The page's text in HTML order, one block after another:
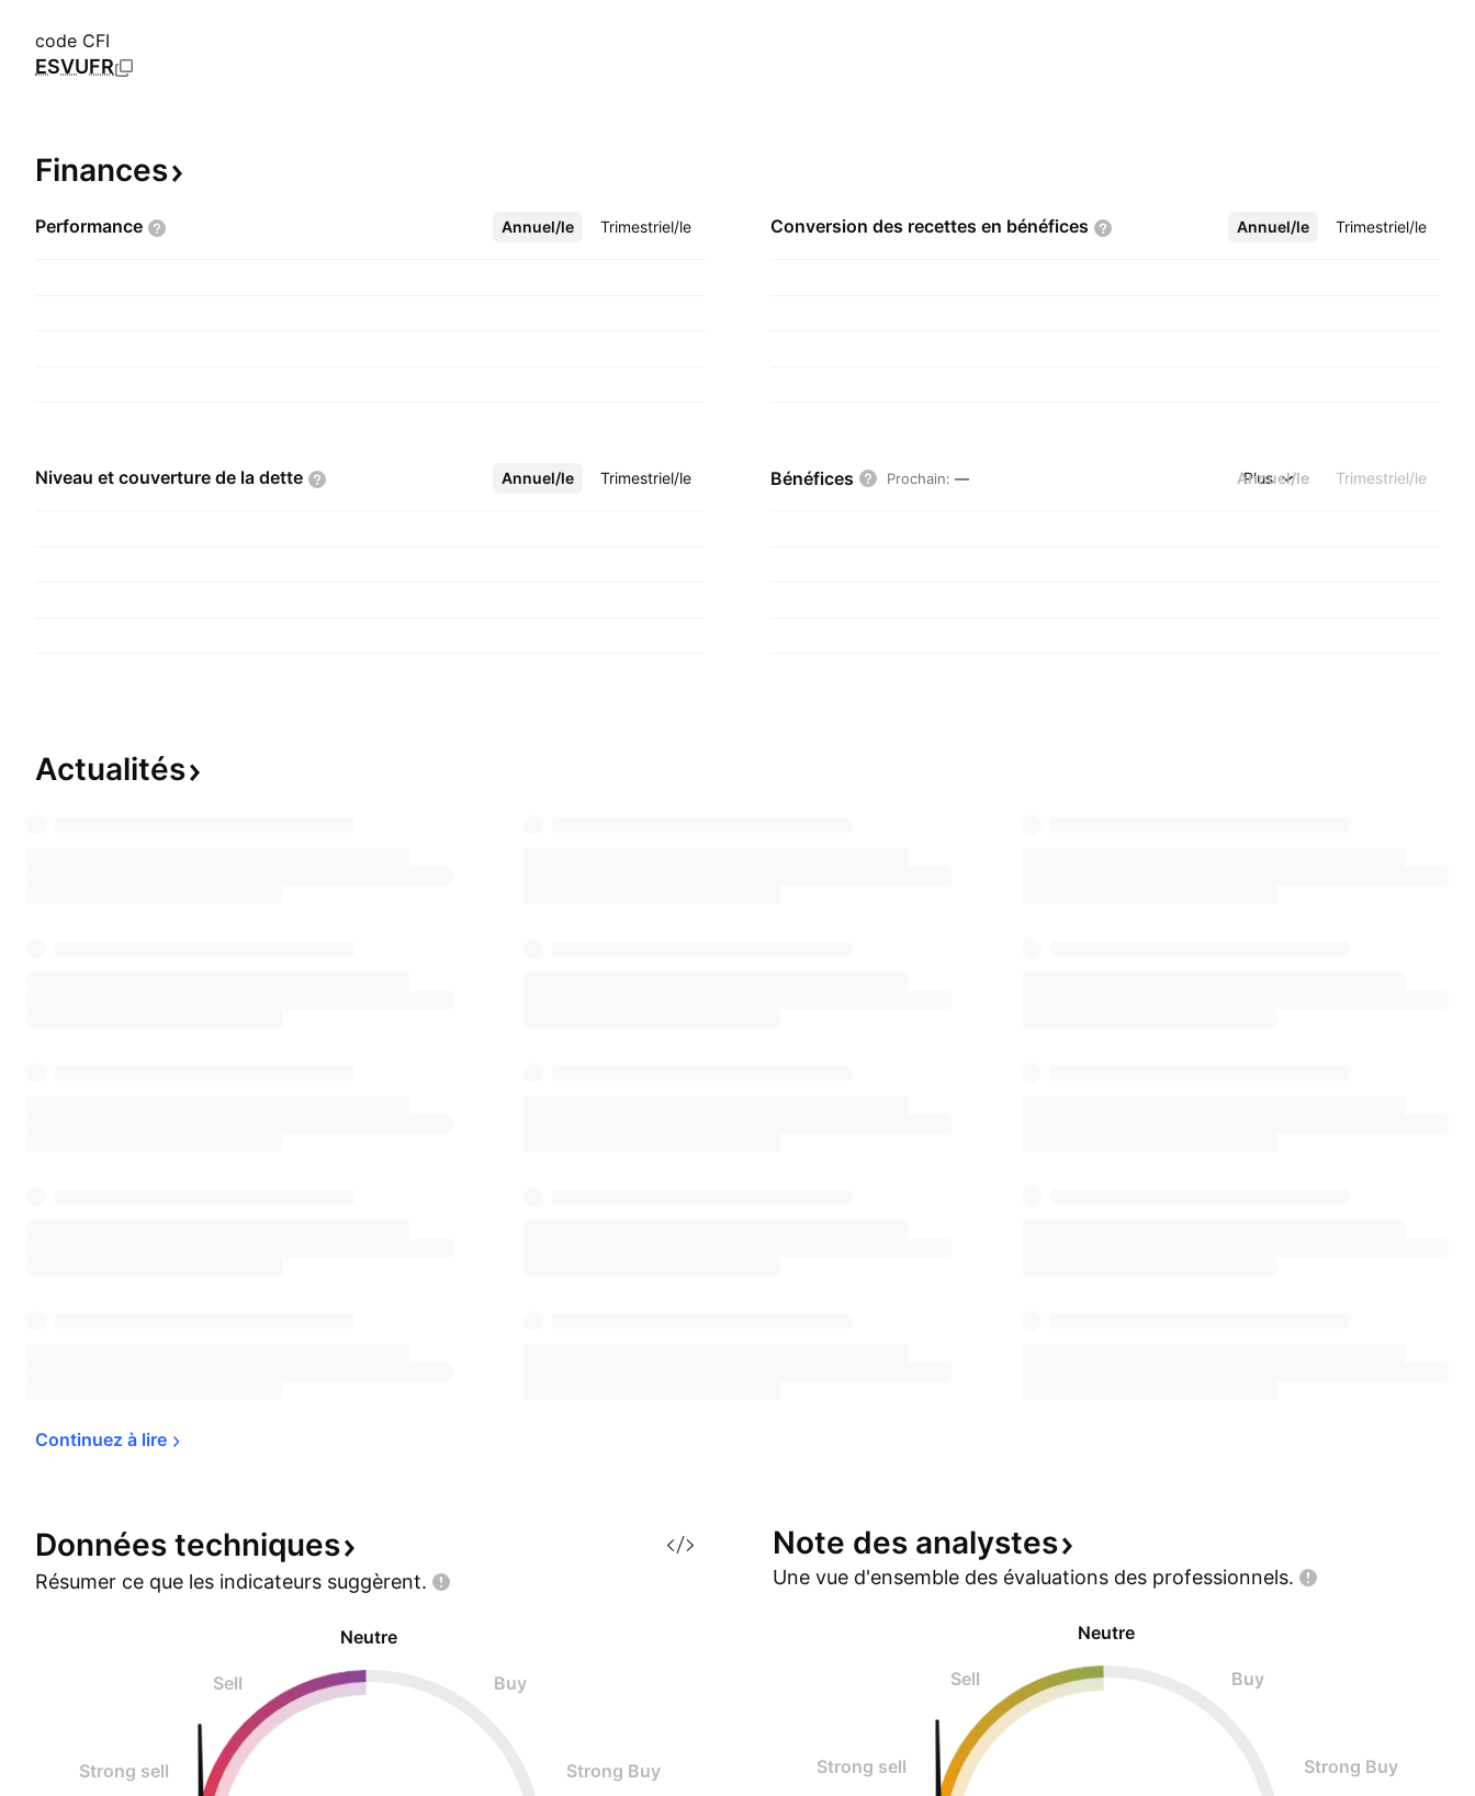
code CFI
ESVUFR
Finances
Performance Annuel/le Trimestriel/le
Plus Conversion des recettes en bénéfices Annuel/le Trimestriel/le
Plus
Niveau et couverture de la dette Annuel/le Trimestriel/le
Plus Bénéfices Prochain: — Annuel/le Trimestriel/le
Plus
Actualités
Continuez à lire
Données techniques
Résumer ce que les indicateurs suggèrent.
Neutre
Sell Buy
Strong sell Strong Buy
Note des analystes
Une vue d'ensemble des évaluations des professionnels.
Neutre
Sell Buy
Strong sell Strong Buy